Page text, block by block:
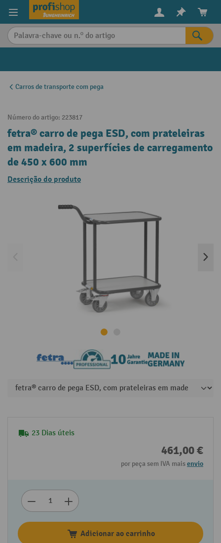
principal
Carros de transporte com pega
Número do artigo: 223817
fetra® carro de pega ESD, com prateleiras
em madeira, 2 superfícies de carregamento
de 450 x 600 mm
Descrição do produto
23 Dias úteis
461,00 €
por peça sem IVA maisenvio
Adicionar ao carrinho